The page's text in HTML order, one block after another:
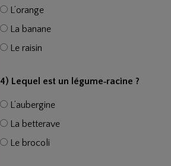
L’orange
La banane
Le raisin
4) Lequel est un légume‑racine ?
L’aubergine
La betterave
Le brocoli